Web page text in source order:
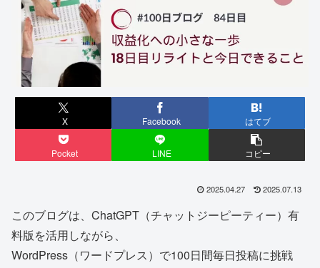
X Facebook はてブ
Pocket LINE コピー
2025.04.27 2025.07.13
このブログは、ChatGPT（チャットジーピーティー）有
料版を活用しながら、
WordPress（ワードプレス）で100日間毎日投稿に挑戦